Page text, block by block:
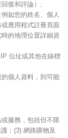
復和評論）;
如您的姓名、個人
應用程式註冊頁面
的地理位置詳細資
位址或其他在線標
個人資料，則可能
服務，包括但不限
；(3) 網路購物及